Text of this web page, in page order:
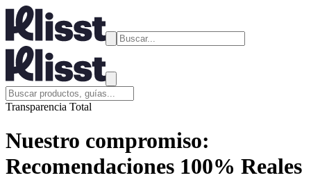
Transparencia Total
Nuestro compromiso:
Recomendaciones 100% Reales